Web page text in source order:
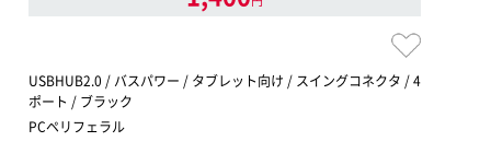
USBHUB2.0 / バスパワー / タブレット向け / スイングコネクタ / 4
ポート / ブラック
PCペリフェラル